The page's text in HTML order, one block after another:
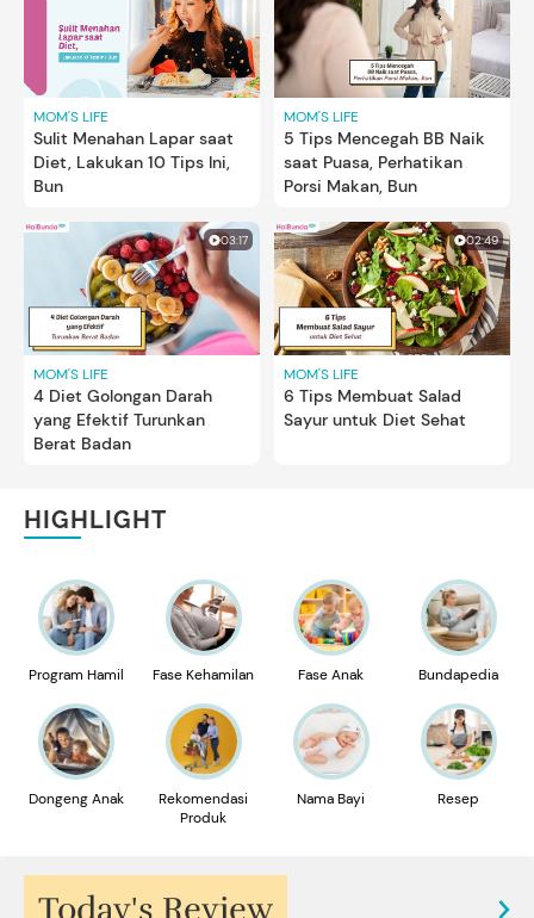
MOM'S LIFE
Sulit Menahan Lapar saat
Diet, Lakukan 10 Tips Ini,
Bun
MOM'S LIFE
5 Tips Mencegah BB Naik
saat Puasa, Perhatikan
Porsi Makan, Bun
03:17
MOM'S LIFE
4 Diet Golongan Darah
yang Efektif Turunkan
Berat Badan
02:49
MOM'S LIFE
6 Tips Membuat Salad
Sayur untuk Diet Sehat
HIGHLIGHT
Program Hamil Fase Kehamilan Fase Anak Bundapedia
Dongeng Anak
Rekomendasi
Produk
Nama Bayi Resep
Today's Review